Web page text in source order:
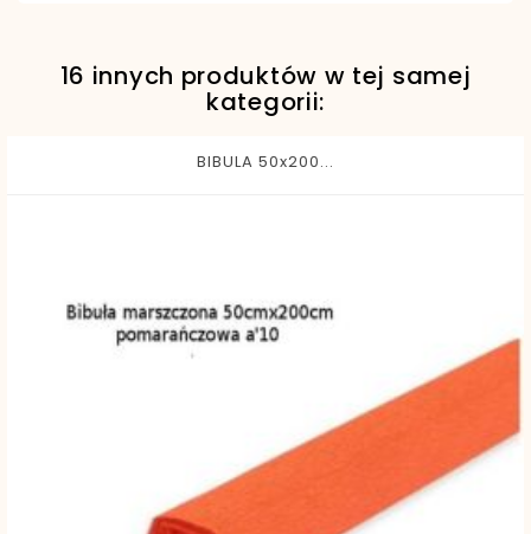
EAN13 5902557453610
16 innych produktów w tej samej
kategorii:
BIBULA 50x200...